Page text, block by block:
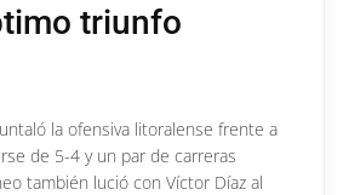
triunfo
la ofensiva litoralense frente a
de 5-4 y un par de carreras
también lució con Víctor Díaz al